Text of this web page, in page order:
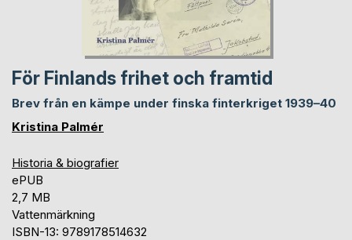
För Finlands frihet och framtid
Brev från en kämpe under finska finterkriget 1939–40
Kristina Palmér
Historia & biografier
ePUB
2,7 MB
Vattenmärkning
ISBN-13: 9789178514632